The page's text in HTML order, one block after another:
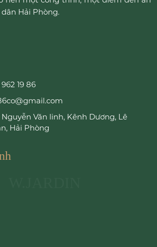
Hải Phòng.
19 86
Nguyễn Văn linh, Kênh Dương, Lê
Hải Phòng